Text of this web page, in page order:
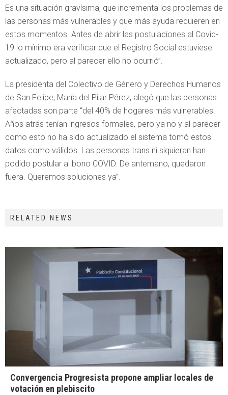
Es una situación gravísima, que incrementa los problemas de
las personas más vulnerables y que más ayuda requieren en
estos momentos. Antes de abrir las postulaciones al Covid-
19 lo mínimo era verificar que el Registro Social estuviese
actualizado, pero al parecer ello no ocurrió”.
La presidenta del Colectivo de Género y Derechos Humanos
de San Felipe, María del Pilar Pérez, alegó que las personas
afectadas son parte “del 40% de hogares más vulnerables.
Años atrás tenían ingresos formales, pero ya no y al parecer
como esto no ha sido actualizado el sistema tomó estos
datos como válidos. Las personas trans ni siquieran han
podido postular al bono COVID. De antemano, quedaron
fuera. Queremos soluciones ya”.
RELATED NEWS
Convergencia Progresista propone ampliar locales de
votación en plebiscito